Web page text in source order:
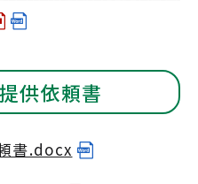
供依頼書
書.docx